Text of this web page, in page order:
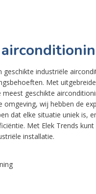
geschikte industriële
Met
meest geschikte
omgeving, wij hebben de
dat elke situatie uniek is,
Met Elek Trends
installatie.